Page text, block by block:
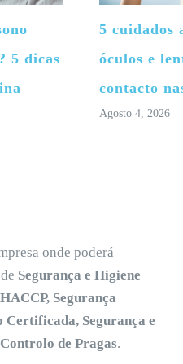
5 dicas
5 cuidados
óculos e
contacto
Agosto 4, 2026
onde poderá
Segurança e Higiene
Segurança
Segurança e
de Pragas.